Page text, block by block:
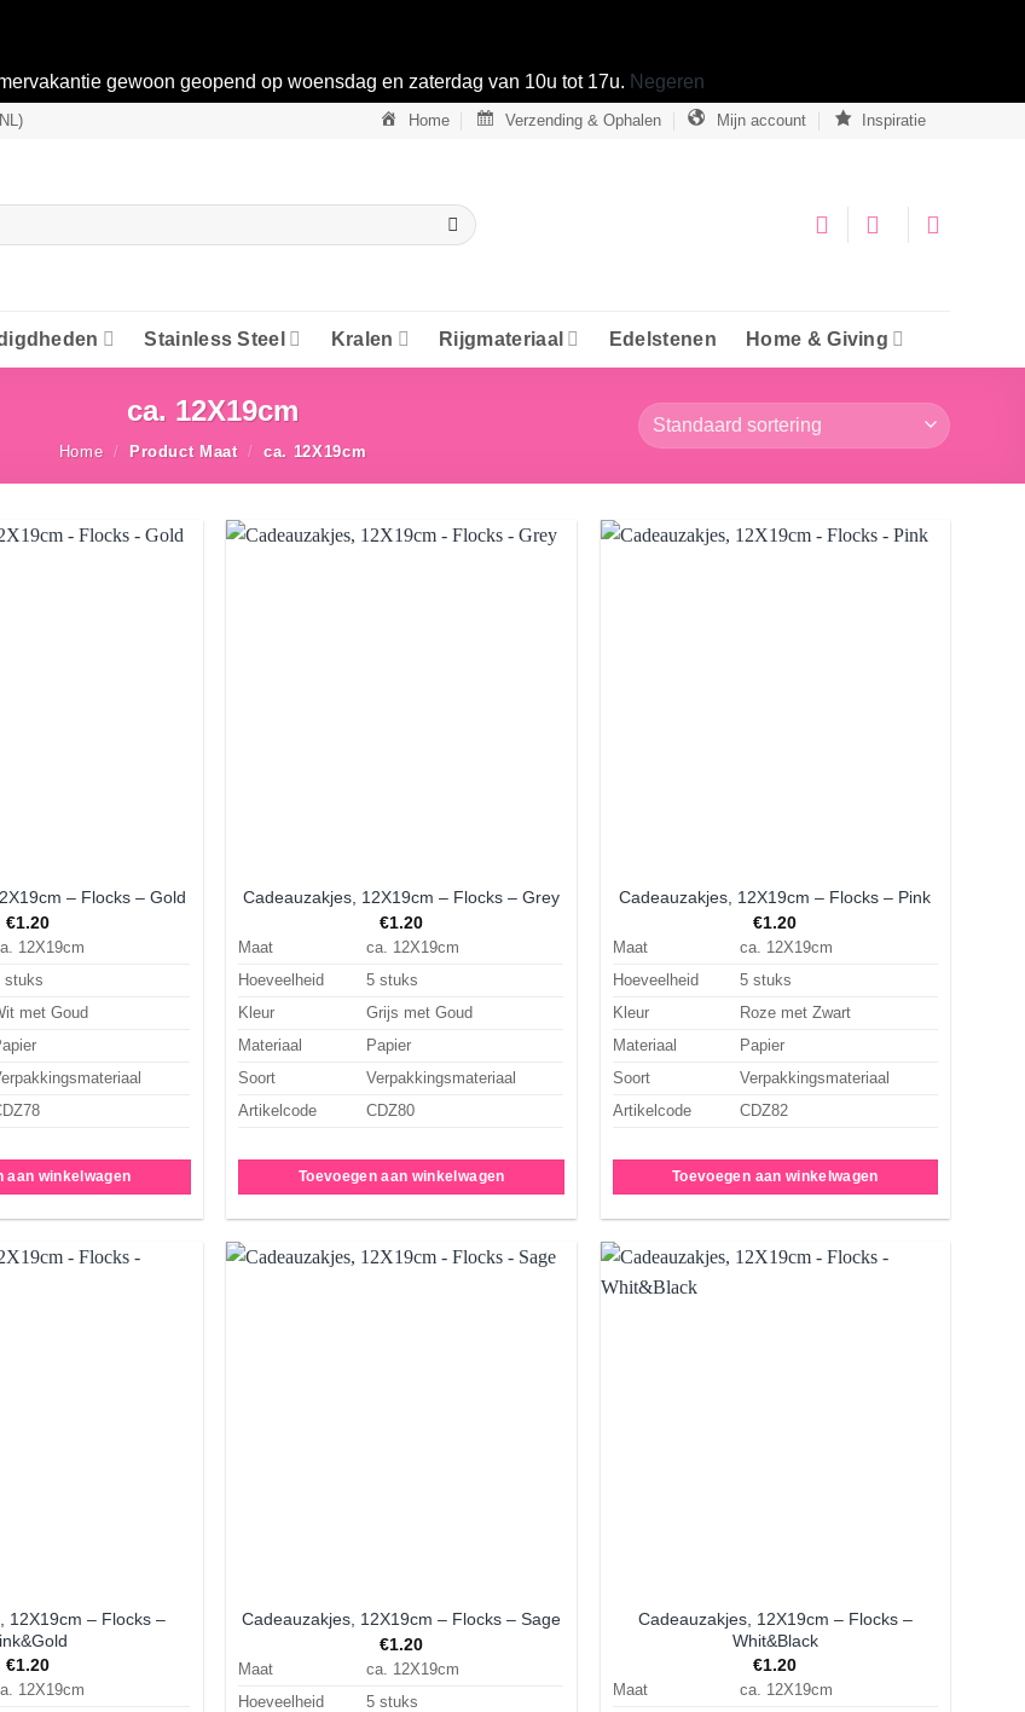
gewoon geopend op woensdag en zaterdag van 10u tot 17u. Negeren
Home Verzending & Ophalen Mijn account Inspiratie
Stainless Steel Kralen Rijgmateriaal Edelstenen Home & Giving
ca. 12X19cm
Home / Product Maat / ca. 12X19cm
– Flocks – Gold
€1.20
12X19cm
stuks
met Goud
aan winkelwagen
Cadeauzakjes, 12X19cm – Flocks – Grey
€1.20
Maat
ca. 12X19cm
Hoeveelheid
5 stuks
Kleur
Grijs met Goud
Materiaal
Papier
Soort
Verpakkingsmateriaal
Artikelcode
CDZ80
Toevoegen aan winkelwagen
Cadeauzakjes, 12X19cm – Flocks – Pink
€1.20
Maat
ca. 12X19cm
Hoeveelheid
5 stuks
Kleur
Roze met Zwart
Materiaal
Papier
Soort
Verpakkingsmateriaal
Artikelcode
CDZ82
Toevoegen aan winkelwagen
12X19cm – Flocks –
€1.20
12X19cm
Cadeauzakjes, 12X19cm – Flocks – Sage
€1.20
Maat
ca. 12X19cm
Hoeveelheid
5 stuks
Cadeauzakjes, 12X19cm – Flocks –
Whit&Black
€1.20
Maat
ca. 12X19cm